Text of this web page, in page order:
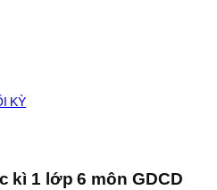
KỲ
kì 1 lớp 6 môn GDCD